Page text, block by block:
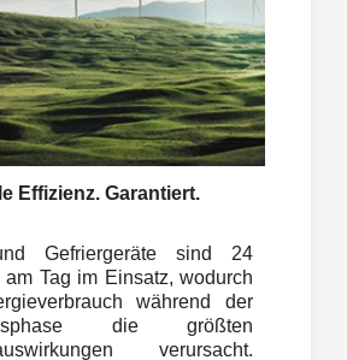
Effizienz. Garantiert.
Gefriergeräte sind 24
am Tag im Einsatz, wodurch
während der
die größten
verursacht.